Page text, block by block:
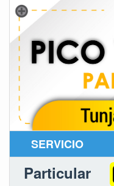
SERVICIO
Particular